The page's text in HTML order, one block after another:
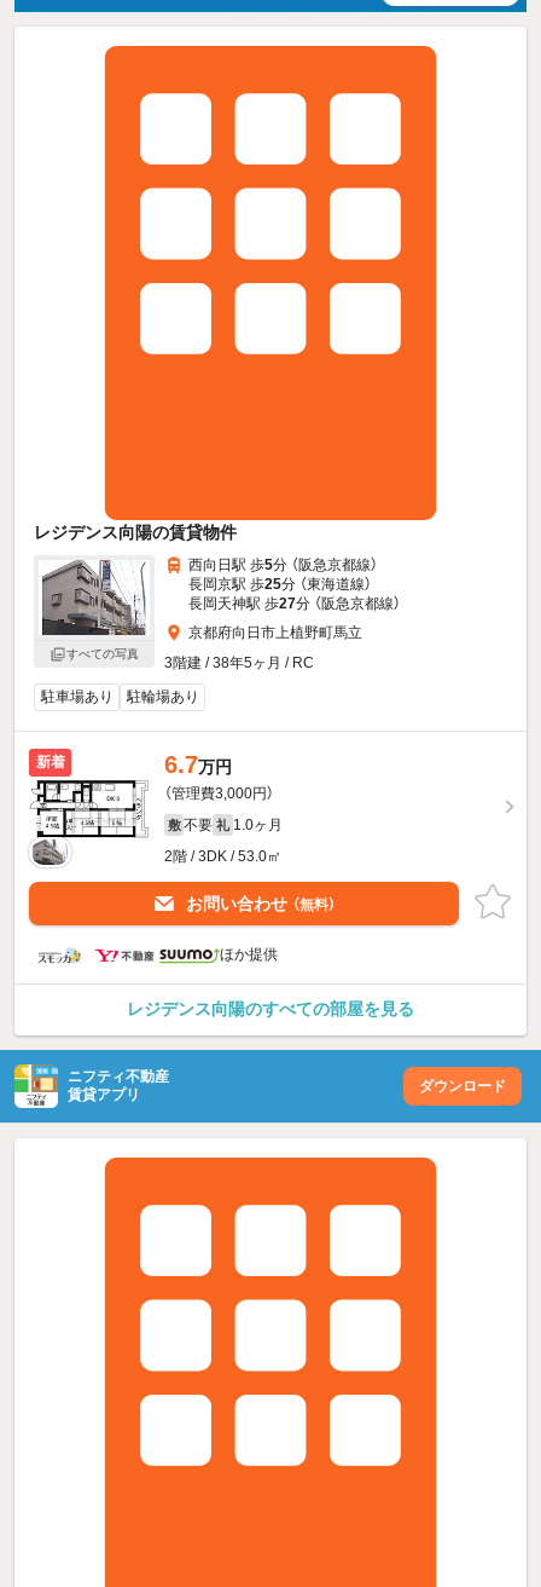
レジデンス向陽の賃貸物件
すべての写真
西向日駅 歩5分 （阪急京都線）
長岡京駅 歩25分 （東海道線）
長岡天神駅 歩27分 （阪急京都線）
京都府向日市上植野町馬立
3階建 / 38年5ヶ月 / RC
駐車場あり
駐輪場あり
新着 6.7万円
（管理費3,000円）
敷 不要 礼 1.0ヶ月
2階 / 3DK / 53.0㎡
お問い合わせ （無料）
ほか提供
レジデンス向陽のすべての部屋を見る
ニフティ不動産
賃貸アプリ
ダウンロード